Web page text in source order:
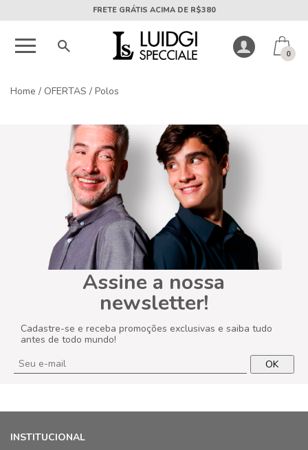
FRETE GRÁTIS ACIMA DE R$380
0
Home / OFERTAS / Polos
Assine a nossa
newsletter!
Cadastre-se e receba promoções exclusivas e saiba tudo
antes de todo mundo!
OK
INSTITUCIONAL